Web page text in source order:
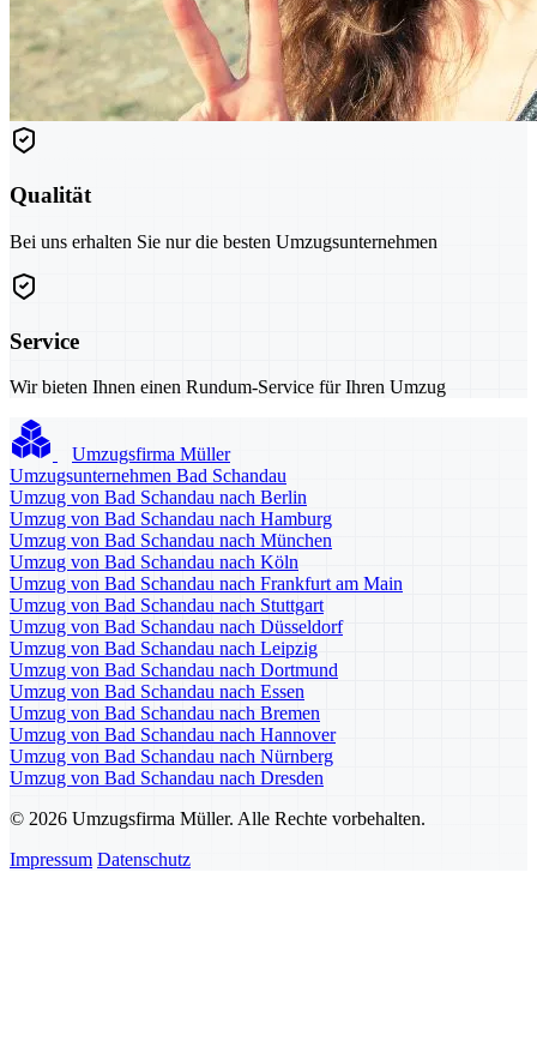
Qualität
Bei uns erhalten Sie nur die besten Umzugsunternehmen
Service
Wir bieten Ihnen einen Rundum-Service für Ihren Umzug
Umzugsfirma Müller
Umzugsunternehmen Bad Schandau
Umzug von Bad Schandau nach Berlin
Umzug von Bad Schandau nach Hamburg
Umzug von Bad Schandau nach München
Umzug von Bad Schandau nach Köln
Umzug von Bad Schandau nach Frankfurt am Main
Umzug von Bad Schandau nach Stuttgart
Umzug von Bad Schandau nach Düsseldorf
Umzug von Bad Schandau nach Leipzig
Umzug von Bad Schandau nach Dortmund
Umzug von Bad Schandau nach Essen
Umzug von Bad Schandau nach Bremen
Umzug von Bad Schandau nach Hannover
Umzug von Bad Schandau nach Nürnberg
Umzug von Bad Schandau nach Dresden
© 2026 Umzugsfirma Müller. Alle Rechte vorbehalten.
Impressum Datenschutz